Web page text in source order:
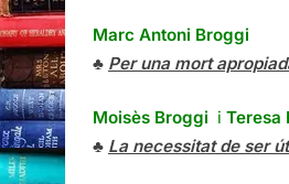
Marc Antoni Broggi
♣ Per una mort
Moisès Broggi i Teresa
♣ La necessitat de ser